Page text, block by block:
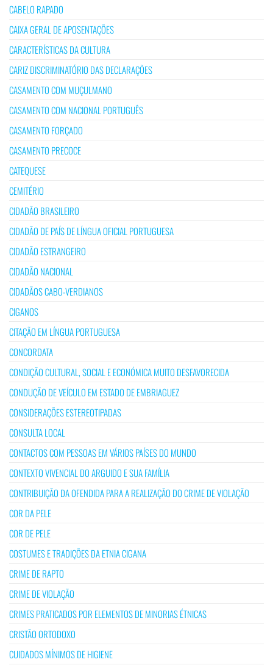
CABELO RAPADO
CAIXA GERAL DE APOSENTAÇÕES
CARACTERÍSTICAS DA CULTURA
CARIZ DISCRIMINATÓRIO DAS DECLARAÇÕES
CASAMENTO COM MUÇULMANO
CASAMENTO COM NACIONAL PORTUGUÊS
CASAMENTO FORÇADO
CASAMENTO PRECOCE
CATEQUESE
CEMITÉRIO
CIDADÃO BRASILEIRO
CIDADÃO DE PAÍS DE LÍNGUA OFICIAL PORTUGUESA
CIDADÃO ESTRANGEIRO
CIDADÃO NACIONAL
CIDADÃOS CABO-VERDIANOS
CIGANOS
CITAÇÃO EM LÍNGUA PORTUGUESA
CONCORDATA
CONDIÇÃO CULTURAL, SOCIAL E ECONÓMICA MUITO DESFAVORECIDA
CONDUÇÃO DE VEÍCULO EM ESTADO DE EMBRIAGUEZ
CONSIDERAÇÕES ESTEREOTIPADAS
CONSULTA LOCAL
CONTACTOS COM PESSOAS EM VÁRIOS PAÍSES DO MUNDO
CONTEXTO VIVENCIAL DO ARGUIDO E SUA FAMÍLIA
CONTRIBUIÇÃO DA OFENDIDA PARA A REALIZAÇÃO DO CRIME DE VIOLAÇÃO
COR DA PELE
COR DE PELE
COSTUMES E TRADIÇÕES DA ETNIA CIGANA
CRIME DE RAPTO
CRIME DE VIOLAÇÃO
CRIMES PRATICADOS POR ELEMENTOS DE MINORIAS ÉTNICAS
CRISTÃO ORTODOXO
CUIDADOS MÍNIMOS DE HIGIENE